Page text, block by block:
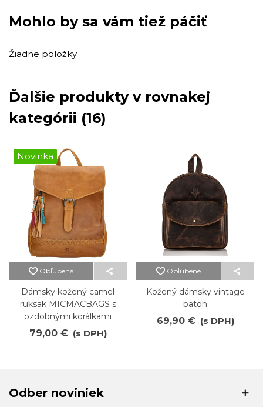
Mohlo by sa vám tiež páčiť
Žiadne položky
Ďalšie produkty v rovnakej
kategórii (16)
Novinka
Obľúbené
Dámsky kožený camel
ruksak MICMACBAGS s
ozdobnými korálkami
79,00 € (s DPH)
Obľúbené
Kožený dámsky vintage
batoh
69,90 € (s DPH)
Odber noviniek